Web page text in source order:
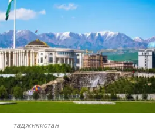
таджикистан